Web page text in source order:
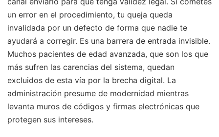
un error en el procedimiento, tu queja queda
invalidada por un defecto de forma que nadie te
ayudará a corregir. Es una barrera de entrada invisible.
Muchos pacientes de edad avanzada, que son los que
más sufren las carencias del sistema, quedan
excluidos de esta vía por la brecha digital. La
administración presume de modernidad mientras
levanta muros de códigos y firmas electrónicas que
protegen sus intereses.